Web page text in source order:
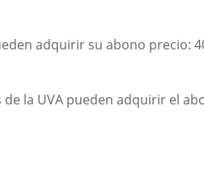
externa.
adquirir su abono precio:
la UVA pueden adquirir el